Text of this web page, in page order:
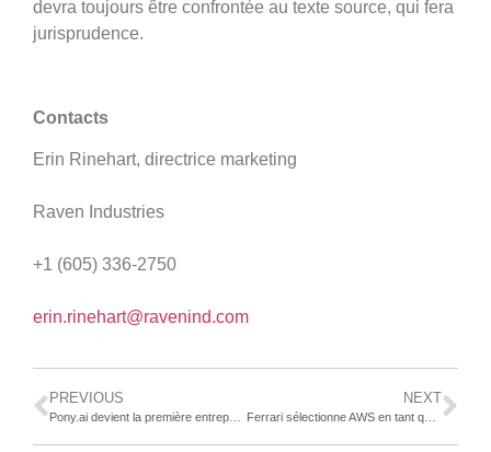
devra toujours être confrontée au texte source, qui fera
jurisprudence.
Contacts
Erin Rinehart, directrice marketing
Raven Industries
+1 (605) 336-2750
erin.rinehart@ravenind.com
PREVIOUS NEXT
Ferrari sélectionne AWS en tant que fournisseur cloud officiel pour propulser l’innovation sur la route et sur la piste